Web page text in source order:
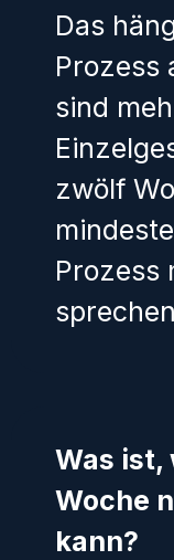
Das
Prozess
sind
zwölf
Prozess
Was ist,
Woche
kann?